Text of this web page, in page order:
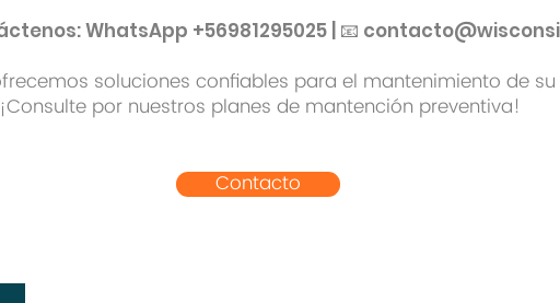
WhatsApp +56981295025 | 📧
soluciones confiables para el mantenimiento de
¡Consulte por nuestros planes de mantención preventiva!
Contacto